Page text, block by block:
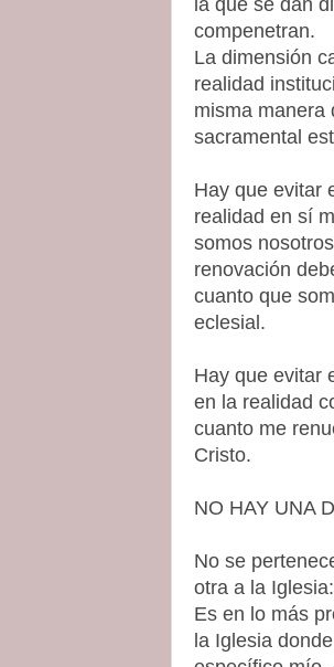
la que se dan
compenetran.
La dimensión
realidad
misma manera
sacramental
Hay que evitar
realidad en sí
somos
renovación
cuanto que
eclesial.
Hay que evitar
en la realidad
cuanto me
Cristo.
NO HAY UNA
No se
otra a la
Es en lo más
la Iglesia